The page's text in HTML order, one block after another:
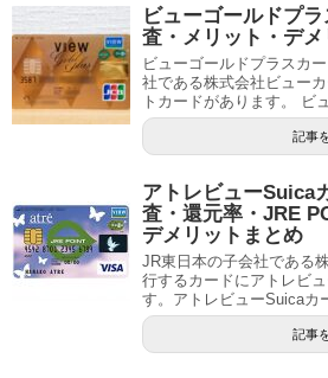
ビューゴールドプ
査・メリット・デ
ビューゴールドプラスカ
社である株式会社ビュー
トカードがあります。 ビ
記事
アトレビューSuica
査・還元率・JRE
デメリットまとめ
JR東日本の子会社である
行するカードにアトレビ
す。アトレビューSuicaカ
記事